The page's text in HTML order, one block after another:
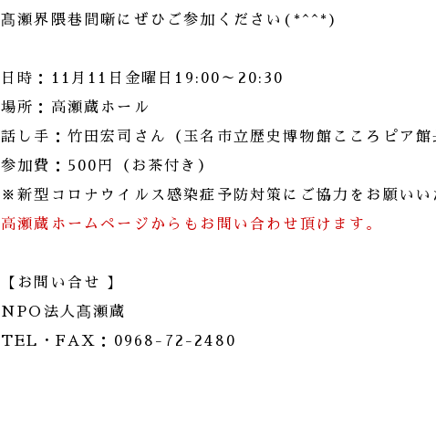
髙瀬界隈巷間噺にぜひご参加ください(*^^*)
日時：11月11日金曜日19:00～20:30
場所：高瀬蔵ホール
話し手：竹田宏司さん（玉名市立歴史博物館こころピア館
参加費：500円（お茶付き）
※新型コロナウイルス感染症予防対策にご協力をお願いい
高瀬蔵ホームページからもお問い合わせ頂けます。
【お問い合せ 】
NPO法人髙瀬蔵
TEL・FAX：0968-72-2480